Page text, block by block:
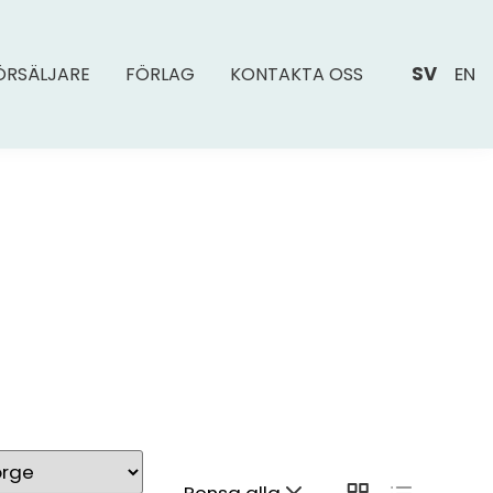
FÖRLAG KONTAKTA OSS SV EN